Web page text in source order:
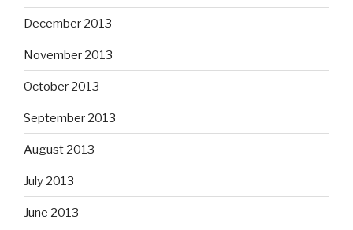
December 2013
November 2013
October 2013
September 2013
August 2013
July 2013
June 2013